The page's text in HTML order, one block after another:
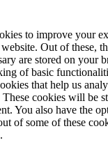
to improve your
Out of these,
are stored on your
of basic
that help us
cookies will be
You also have the
of some of these